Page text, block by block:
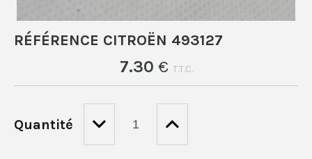
RÉFÉRENCE CITROËN 493127
7.30 € T.T.C.
Quantité